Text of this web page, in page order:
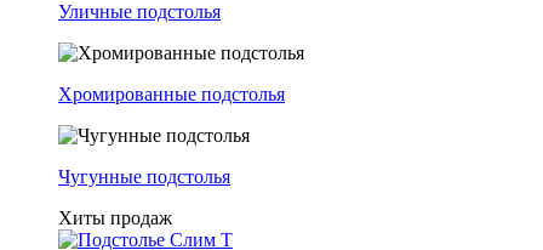
Уличные подстолья
Хромированные подстолья
Чугунные подстолья
Хиты продаж